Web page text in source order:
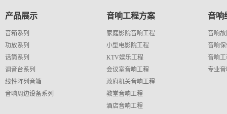
产品展示
音箱系列
功放系列
话筒系列
调音台系列
线性阵列音箱
音响周边设备系列
音响工程方案
家庭影院音响工程
小型电影院工程
KTV娱乐工程
会议室音响工程
政府机关音响工程
教堂音响工程
酒店音响工程
音响
音响
音响
音响
专业